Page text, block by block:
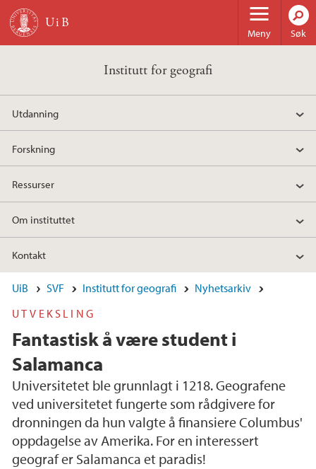
Hopp til hovedinnhold
Meny Søk
Institutt for geografi
Utdanning
Forskning
Ressurser
Om instituttet
Kontakt
UiB SVF Institutt for geografi
Nyhetsarkiv
UTVEKSLING
Fantastisk å være student i
Salamanca
Universitetet ble grunnlagt i 1218. Geografene
ved universitetet fungerte som rådgivere for
dronningen da hun valgte å finansiere Columbus'
oppdagelse av Amerika. For en interessert
geograf er Salamanca et paradis!